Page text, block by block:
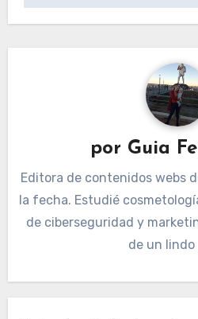
por Guia
Editora de contenidos webs
la fecha. Estudié
de ciberseguridad y
de un lindo